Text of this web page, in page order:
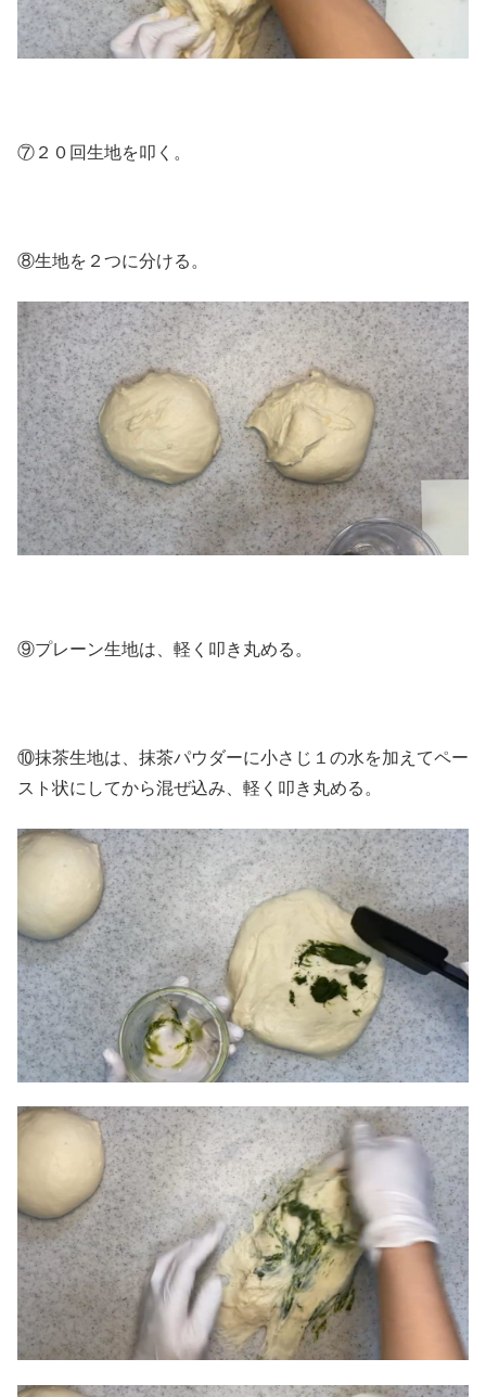
⑦２０回生地を叩く。
⑧生地を２つに分ける。
⑨プレーン生地は、軽く叩き丸める。
⑩抹茶生地は、抹茶パウダーに小さじ１の水を加えてペー
スト状にしてから混ぜ込み、軽く叩き丸める。